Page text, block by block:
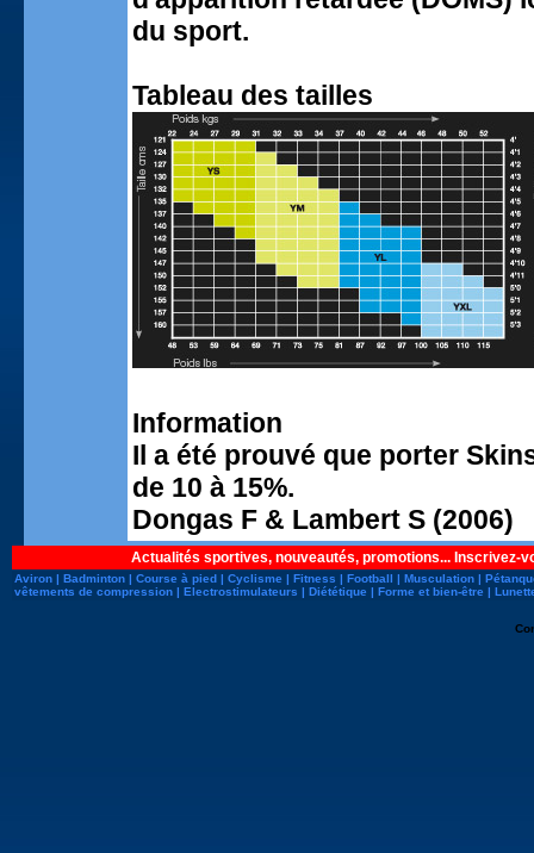
du sport.
Tableau des tailles
Information
Il a été prouvé que porter
de 10 à 15%.
Dongas F & Lambert S (2006)
Actualités sportives, nouveautés, promotions... Inscrivez-
Aviron | Badminton | Course à pied | Cyclisme | Fitness | Football | Musculation |
vêtements de compression | Electrostimulateurs | Diététique | Forme et bien-être |